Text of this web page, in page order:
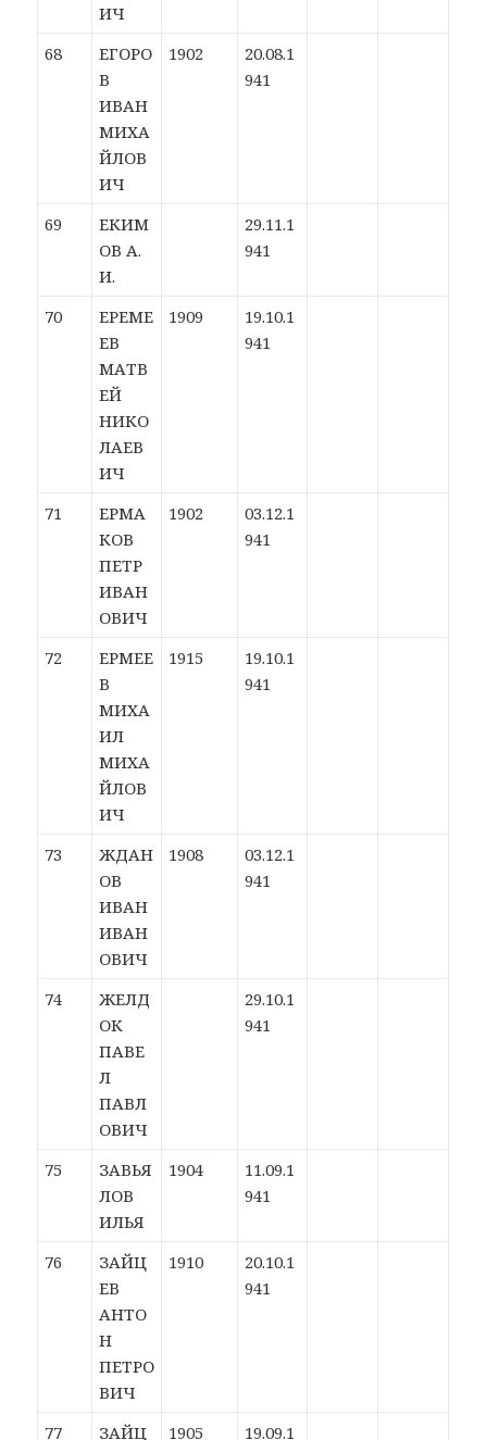
ИЧ
68
ЕГОРО
В
ИВАН
МИХА
ЙЛОВ
ИЧ
1902
20.08.1
941
69
ЕКИМ
ОВ А.
И.
29.11.1
941
70
ЕРЕМЕ
ЕВ
МАТВ
ЕЙ
НИКО
ЛАЕВ
ИЧ
1909
19.10.1
941
71
ЕРМА
КОВ
ПЕТР
ИВАН
ОВИЧ
1902
03.12.1
941
72
ЕРМЕЕ
В
МИХА
ИЛ
МИХА
ЙЛОВ
ИЧ
1915
19.10.1
941
73
ЖДАН
ОВ
ИВАН
ИВАН
ОВИЧ
1908
03.12.1
941
74
ЖЕЛД
ОК
ПАВЕ
Л
ПАВЛ
ОВИЧ
29.10.1
941
75
ЗАВЬЯ
ЛОВ
ИЛЬЯ
1904
11.09.1
941
76
ЗАЙЦ
ЕВ
АНТО
Н
ПЕТРО
ВИЧ
1910
20.10.1
941
77
ЗАЙЦ
1905
19.09.1